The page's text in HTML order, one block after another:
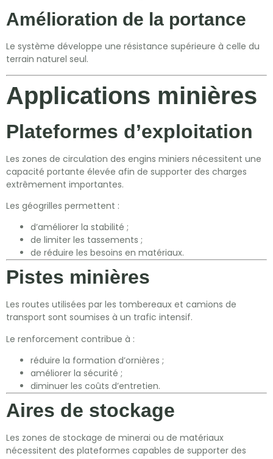
Amélioration de la portance
Le système développe une résistance supérieure à celle du
terrain naturel seul.
Applications minières
Plateformes d’exploitation
Les zones de circulation des engins miniers nécessitent une
capacité portante élevée afin de supporter des charges
extrêmement importantes.
Les géogrilles permettent :
d’améliorer la stabilité ;
de limiter les tassements ;
de réduire les besoins en matériaux.
Pistes minières
Les routes utilisées par les tombereaux et camions de
transport sont soumises à un trafic intensif.
Le renforcement contribue à :
réduire la formation d’ornières ;
améliorer la sécurité ;
diminuer les coûts d’entretien.
Aires de stockage
Les zones de stockage de minerai ou de matériaux
nécessitent des plateformes capables de supporter des